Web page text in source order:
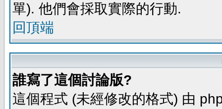
單). 他們會採取實際的行動.
回頂端
誰寫了這個討論版?
這個程式 (未經修改的格式) 由